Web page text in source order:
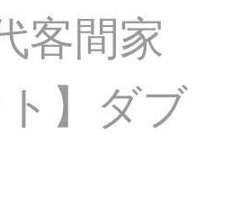
客間家
】ダブ